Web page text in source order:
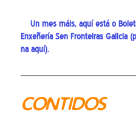
Un mes máis, aquí está o
Enxeñería Sen Fronteiras Galicia
na aquí).
CONTIDOS